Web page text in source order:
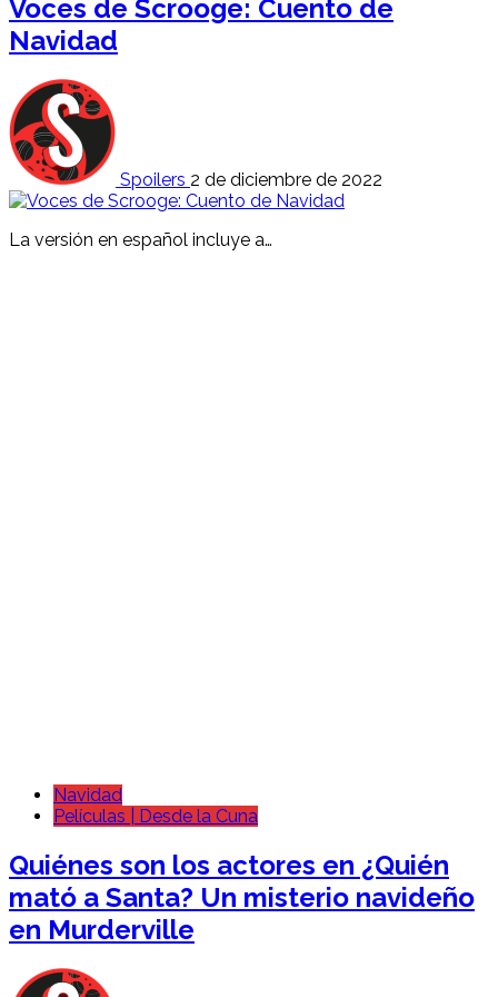
Voces de Scrooge: Cuento de
Navidad
Spoilers 2 de diciembre de 2022
La versión en español incluye a…
Navidad
Películas | Desde la Cuna
Quiénes son los actores en ¿Quién
mató a Santa? Un misterio navideño
en Murderville